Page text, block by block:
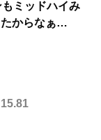
ミッドハイみ
たからなぁ…